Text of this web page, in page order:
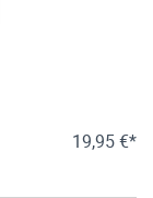
19,95 €*